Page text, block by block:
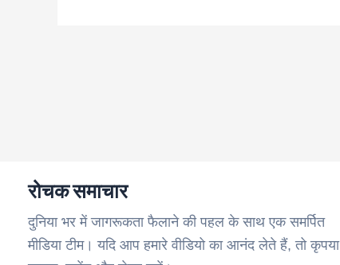
रोचक समाचार
दुनिया भर में जागरूकता फैलाने की पहल के साथ एक समर्पित
मीडिया टीम। यदि आप हमारे वीडियो का आनंद लेते हैं, तो कृपया